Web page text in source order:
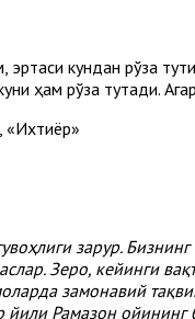
эртаси кундан рўза
ҳам рўза тутади.
зарур.
Зеро, кейинги
замонавий
Рамазон